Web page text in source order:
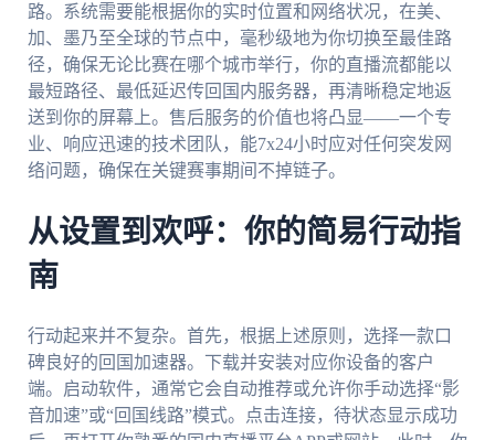
路。系统需要能根据你的实时位置和网络状况，在美、
加、墨乃至全球的节点中，毫秒级地为你切换至最佳路
径，确保无论比赛在哪个城市举行，你的直播流都能以
最短路径、最低延迟传回国内服务器，再清晰稳定地返
送到你的屏幕上。售后服务的价值也将凸显——一个专
业、响应迅速的技术团队，能7x24小时应对任何突发网
络问题，确保在关键赛事期间不掉链子。
从设置到欢呼：你的简易行动指
南
行动起来并不复杂。首先，根据上述原则，选择一款口
碑良好的回国加速器。下载并安装对应你设备的客户
端。启动软件，通常它会自动推荐或允许你手动选择“影
音加速”或“回国线路”模式。点击连接，待状态显示成功